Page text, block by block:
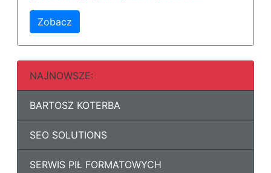
Zobacz
NAJNOWSZE:
BARTOSZ KOTERBA
SEO SOLUTIONS
SERWIS PIŁ FORMATOWYCH